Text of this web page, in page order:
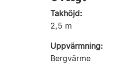
Takhöjd:
2,5 m
Uppvärmning:
Bergvärme